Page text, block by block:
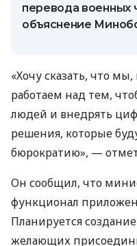
перевода военных
объяснение
«Хочу сказать, что
работаем над тем,
людей и внедрять
решения, которые
бюрократию», —
Он сообщил, что
функционал
Планируется
желающих